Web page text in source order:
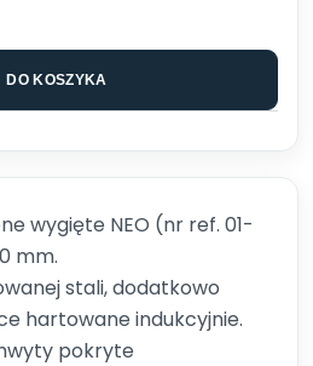
DO KOSZYKA
wygięte NEO (nr ref. 01-
mm.
stali, dodatkowo
hartowane indukcyjnie.
pokryte